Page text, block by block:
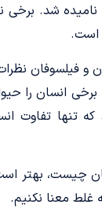
نامیده شد.
است.
و فیلسوفان
برخی انسان را
تنها تفاوت
چیست، بهتر
غلط معنا نکنیم.